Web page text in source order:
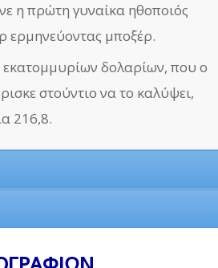
η πρώτη γυναίκα ηθοποιός
ερμηνεύοντας μποξέρ.
δολαρίων, που ο
στούντιο να το καλύψει,
216,8.